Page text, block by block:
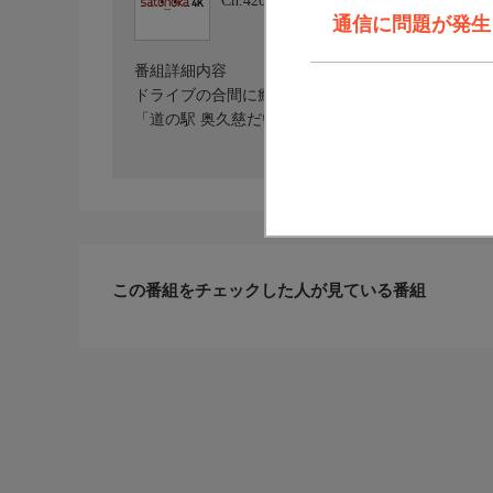
通信に問題が発
番組詳細内容
ドライブの合間に癒しを感じられるスポットとし
「道の駅 奥久慈だいご」の人気グルメをご紹介しま
この番組をチェックした人が見ている番組